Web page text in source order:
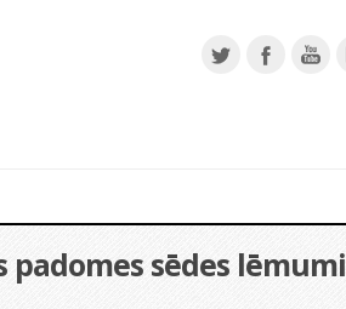
padomes sēdes lēmumi